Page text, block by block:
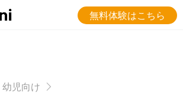
無料体験はこちら
幼児向け